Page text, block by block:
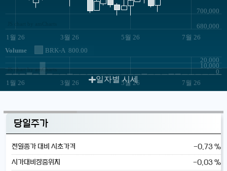
1월 26 3월 26 5월 26 7월 26
680,000
700,000
Volume BRK-A 800.00
1월 26 3월 26 5월 26 7월 26
0
10,000
20,000
JS chart by amCharts
일자별 시세
당일주가
전일종가 대비 시초가격 -0.73 %
시가대비장중위치 -0.03 %